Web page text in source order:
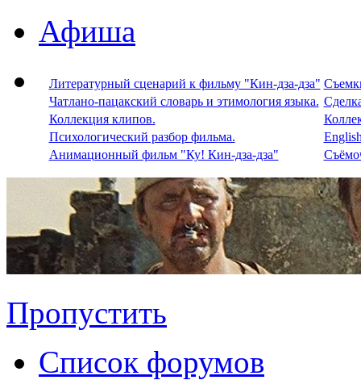
Афиша
Литературный сценарий к фильму "Кин-дза-дза"
Чатлано-пацакский словарь и этимология языка.
Коллекция клипов.
Психологический разбор фильма.
Анимационный фильм "Ку! Кин-дза-дза"
Пропустить
Список форумов